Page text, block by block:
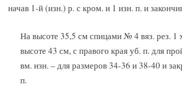
начав 1-й (изн.) р. с кром. и 1 изн. п. и
На высоте 35,5 см спицами № 4 вяз. рез. 1
высоте 43 см, с правого края уб. п. для
вм. изн. – для размеров 34-36 и 38-40 и
п.